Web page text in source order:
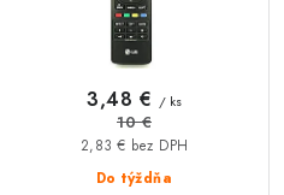
Do týždňa
2,83 € bez DPH
3,48 € / ks
10 €